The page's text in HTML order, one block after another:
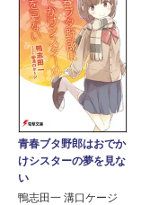
青春ブタ野郎はおでか
けシスターの夢を見な
い
鴨志田一 溝口ケージ